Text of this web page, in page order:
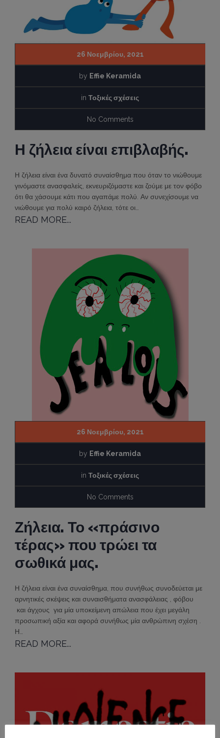
26 Νοεμβρίου, 2021
by Effie Keramida
in Τοξικές σχέσεις
No Comments
Η ζήλεια είναι επιβλαβής.
Η ζήλεια είναι ένα δυνατό συναίσθημα που όταν το νιώθουμε
γινόμαστε ανασφαλείς, εκνευριζόμαστε και ζούμε με τον φόβο
ότι θα χάσουμε κάτι που αγαπάμε πολύ. Αν συνεχίσουμε να
νιώθουμε για πολύ καιρό ζήλεια, τότε οι…
READ MORE...
26 Νοεμβρίου, 2021
by Effie Keramida
in Τοξικές σχέσεις
No Comments
Ζήλεια. Το «πράσινο
τέρας» που τρώει τα
σωθικά μας.
Η ζήλεια είναι ένα συναίσθημα, που συνήθως συνοδεύεται με
αρνητικές σκέψεις και συναισθήματα ανασφάλειας , φόβου
και άγχους για μία υποκείμενη απώλεια που έχει μεγάλη
προσωπική αξία και αφορά συνήθως μία ανθρώπινη σχέση .
Η…
READ MORE...